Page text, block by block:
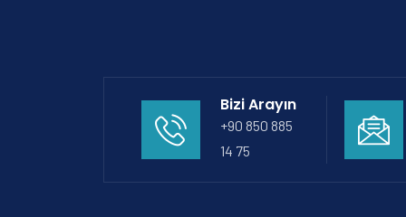
Bizi Arayın
+90 850 885
14 75